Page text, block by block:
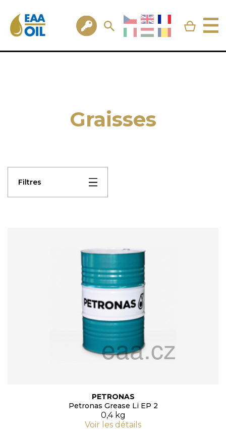
Graisses
Filtres
PETRONAS
Petronas Grease Li EP 2
0,4 kg
Voir les détails